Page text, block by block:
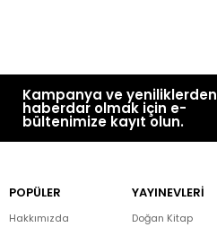
Kampanya ve yeniliklerden
haberdar olmak için e-
bültenimize kayıt olun.
POPÜLER
Hakkımızda
YAYINEVLERİ
Doğan Kitap